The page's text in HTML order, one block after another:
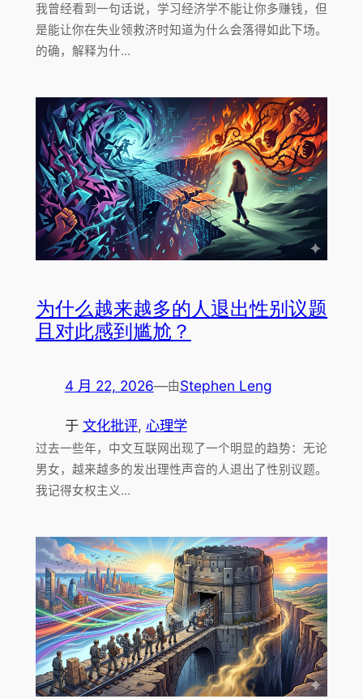
我曾经看到一句话说，学习经济学不能让你多赚钱，但
是能让你在失业领救济时知道为什么会落得如此下场。
的确，解释为什…
为什么越来越多的人退出性别议题
且对此感到尴尬？
4 月 22, 2026—由Stephen Leng
于 文化批评, 心理学
过去一些年，中文互联网出现了一个明显的趋势：无论
男女，越来越多的发出理性声音的人退出了性别议题。
我记得女权主义…